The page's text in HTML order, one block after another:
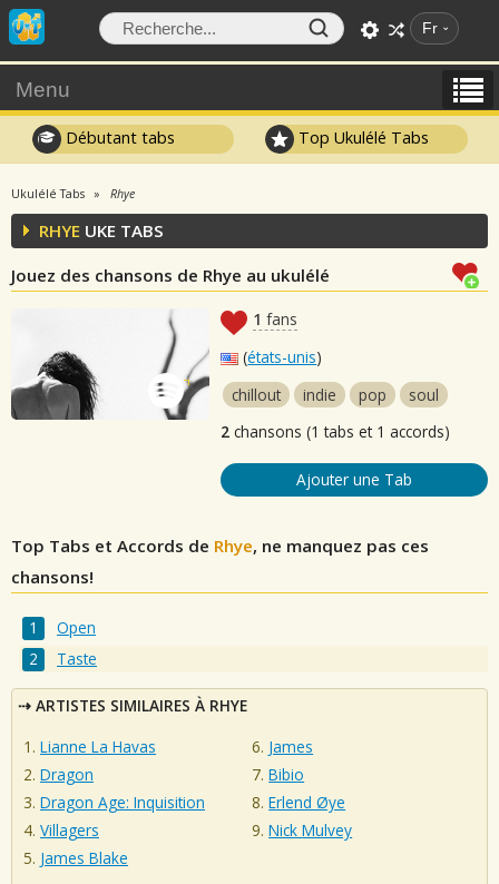
Fr
Menu
Débutant tabs Top Ukulélé Tabs
Ukulélé Tabs Rhye
RHYE UKE TABS
Jouez des chansons de Rhye au ukulélé
1 fans
(états-unis)
chillout
indie pop
soul
2 chansons (1 tabs et 1 accords)
Ajouter une Tab
Top Tabs et Accords de Rhye, ne manquez pas ces
chansons!
Open
Taste
ARTISTES SIMILAIRES À RHYE
Lianne La Havas
Dragon
Dragon Age: Inquisition
Villagers
James Blake
James
Bibio
Erlend Øye
Nick Mulvey